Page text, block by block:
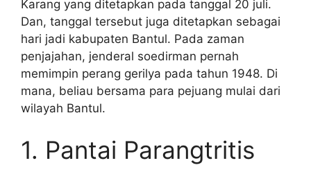
Karang yang ditetapkan pada tanggal 20 juli.
Dan, tanggal tersebut juga ditetapkan sebagai
hari jadi kabupaten Bantul. Pada zaman
penjajahan, jenderal soedirman pernah
memimpin perang gerilya pada tahun 1948. Di
mana, beliau bersama para pejuang mulai dari
wilayah Bantul.
1. Pantai Parangtritis